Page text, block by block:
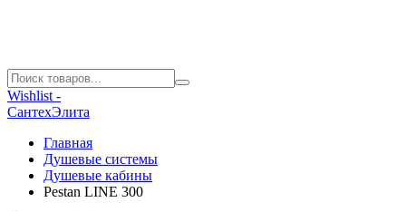
Wishlist -
СантехЭлита
Главная
Душевые системы
Душевые кабины
Pestan LINE 300